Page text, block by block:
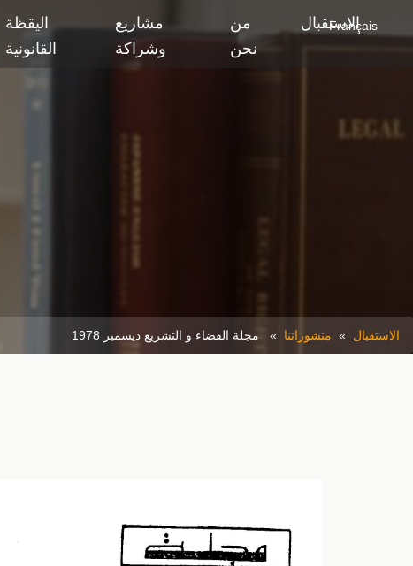
اليقظة
القانونية
مشاريع
وشراكة
من
نحن
الاستقبال
الاستقبال » منشوراتنا » مجلة القضاء و التشريع ديسمبر 1978
Français